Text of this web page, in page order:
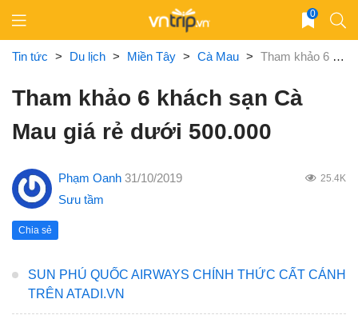
content
0
Tin tức > Du lịch > Miền Tây > Cà Mau > Tham khảo 6 khách sạn Cà Mau giá rẻ dưới 500.000
Tham khảo 6 khách sạn Cà
Mau giá rẻ dưới 500.000
Phạm Oanh 31/10/2019 25.4K
Sưu tầm
Chia sẻ
SUN PHÚ QUỐC AIRWAYS CHÍNH THỨC CẤT CÁNH
TRÊN ATADI.VN